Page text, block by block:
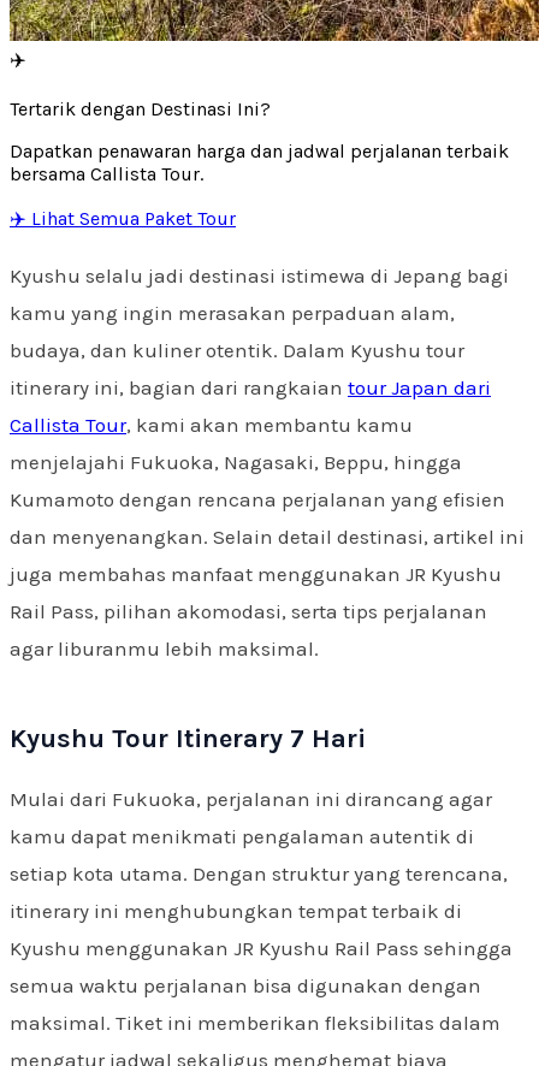
✈️
Tertarik dengan Destinasi Ini?
Dapatkan penawaran harga dan jadwal perjalanan terbaik
bersama Callista Tour.
✈️ Lihat Semua Paket Tour
Kyushu selalu jadi destinasi istimewa di Jepang bagi
kamu yang ingin merasakan perpaduan alam,
budaya, dan kuliner otentik. Dalam Kyushu tour
itinerary ini, bagian dari rangkaian tour Japan dari
Callista Tour, kami akan membantu kamu
menjelajahi Fukuoka, Nagasaki, Beppu, hingga
Kumamoto dengan rencana perjalanan yang efisien
dan menyenangkan. Selain detail destinasi, artikel ini
juga membahas manfaat menggunakan JR Kyushu
Rail Pass, pilihan akomodasi, serta tips perjalanan
agar liburanmu lebih maksimal.
Kyushu Tour Itinerary 7 Hari
Mulai dari Fukuoka, perjalanan ini dirancang agar
kamu dapat menikmati pengalaman autentik di
setiap kota utama. Dengan struktur yang terencana,
itinerary ini menghubungkan tempat terbaik di
Kyushu menggunakan JR Kyushu Rail Pass sehingga
semua waktu perjalanan bisa digunakan dengan
maksimal. Tiket ini memberikan fleksibilitas dalam
mengatur jadwal sekaligus menghemat biaya